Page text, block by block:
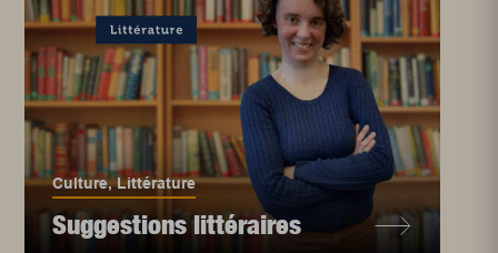
Culture,Littérature
Suggestions littéraires